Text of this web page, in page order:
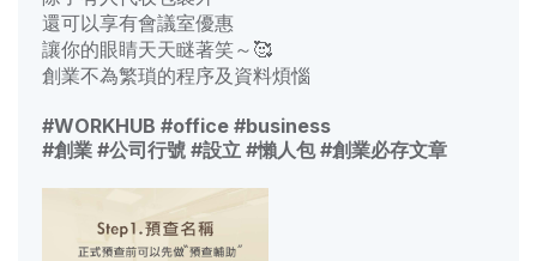
還可以享有會議室優惠
讓你的眼睛天天瞇著笑～🥰
創業不為繁瑣的程序及資料煩惱
#WORKHUB #office #business
#創業 #公司行號 #設立 #懶人包#創業必存文章